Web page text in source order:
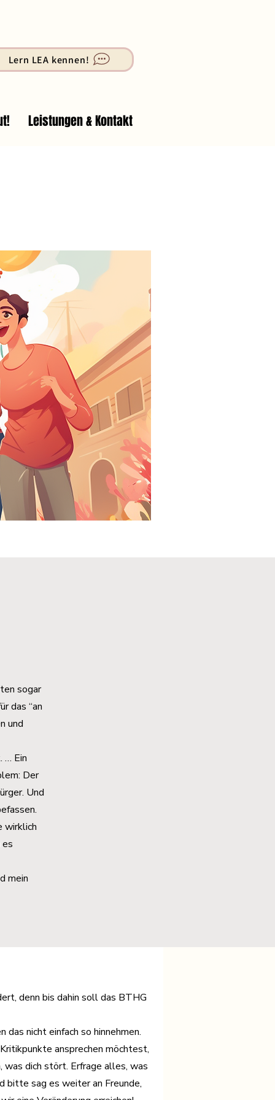
Lern LEA kennen!
Leistungen & Kontakt
sogar
das “an
und
… Ein
Der
Und
wirklich
mein
denn bis dahin soll das BTHG
nicht einfach so hinnehmen.
ansprechen möchtest,
was dich stört. Erfrage alles, was
bitte sag es weiter an Freunde,